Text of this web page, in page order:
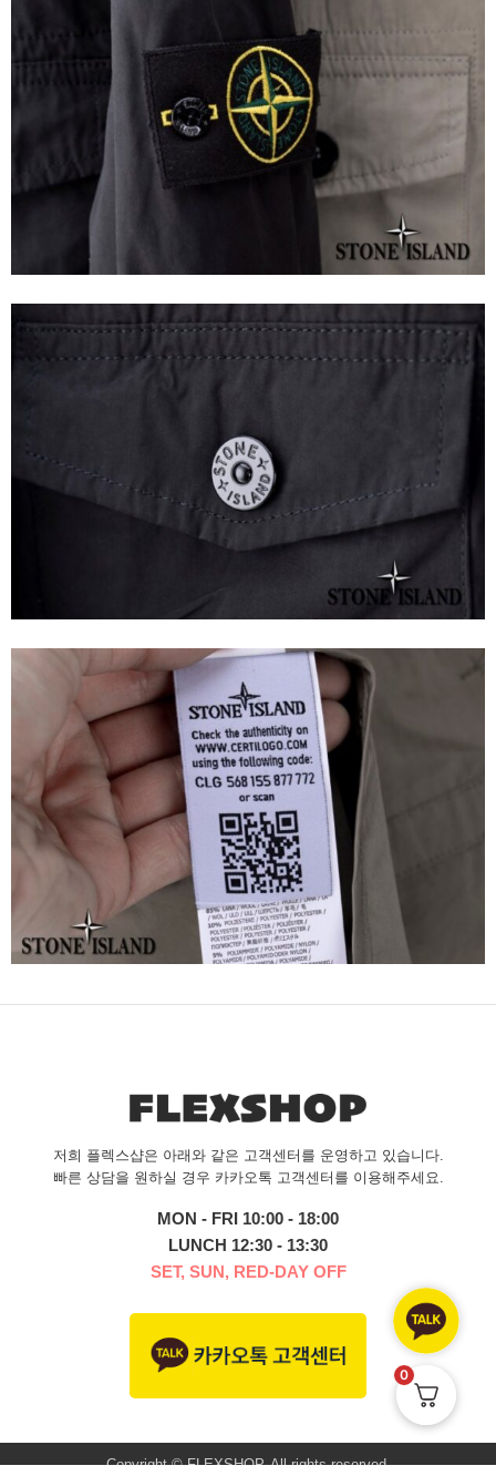
저희 플렉스샵은 아래와 같은 고객센터를 운영하고 있습니다.
빠른 상담을 원하실 경우 카카오톡 고객센터를 이용해주세요.
MON - FRI 10:00 - 18:00
LUNCH 12:30 - 13:30
SET, SUN, RED-DAY OFF
Copyright © FLEXSHOP. All rights reserved.
0